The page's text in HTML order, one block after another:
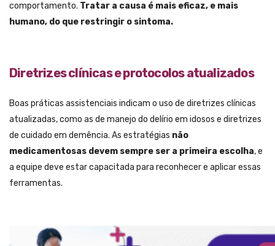
comportamento. Tratar a causa é mais eficaz, e mais
humano, do que restringir o sintoma.
Diretrizes clínicas e protocolos atualizados
Boas práticas assistenciais indicam o uso de diretrizes clínicas
atualizadas, como as de manejo do delírio em idosos e diretrizes
de cuidado em demência. As estratégias não
medicamentosas devem sempre ser a primeira escolha, e
a equipe deve estar capacitada para reconhecer e aplicar essas
ferramentas.